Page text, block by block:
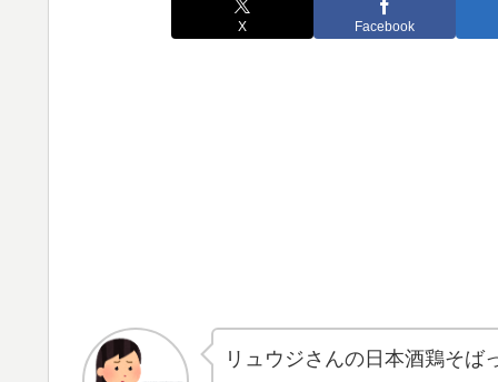
X Facebook
リュウジさんの日本酒鶏そば